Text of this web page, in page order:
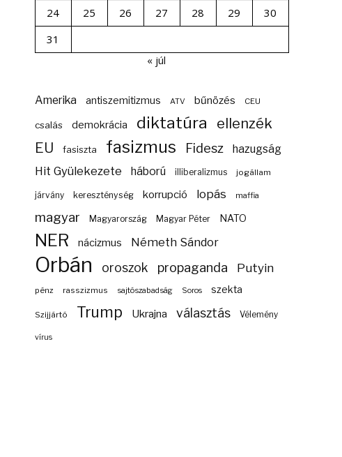
24
25 26 27 28 29
30
31
« júl
Amerika antiszemitizmus ATV bűnözés CEU
csalás demokrácia diktatúra ellenzék
EU fasiszta fasizmus Fidesz hazugság
Hit Gyülekezete háború illiberalizmus jogállam
járvány kereszténység korrupció lopás maffia
magyar Magyarország Magyar Péter NATO
NER nácizmus Németh Sándor
Orbán oroszok propaganda Putyin
pénz rasszizmus sajtószabadság Soros szekta
Szijjártó Trump Ukrajna választás Vélemény
vírus